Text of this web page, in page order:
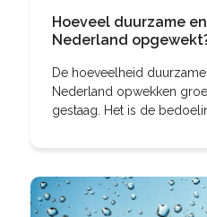
Hoeveel duurzame
Nederland
De hoeveelheid
Nederland opwekken
gestaag. Het is de